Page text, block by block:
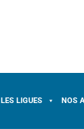
LES LIGUES NOS